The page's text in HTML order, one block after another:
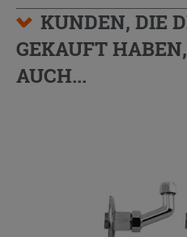
KUNDEN, DIE
GEKAUFT
AUCH...